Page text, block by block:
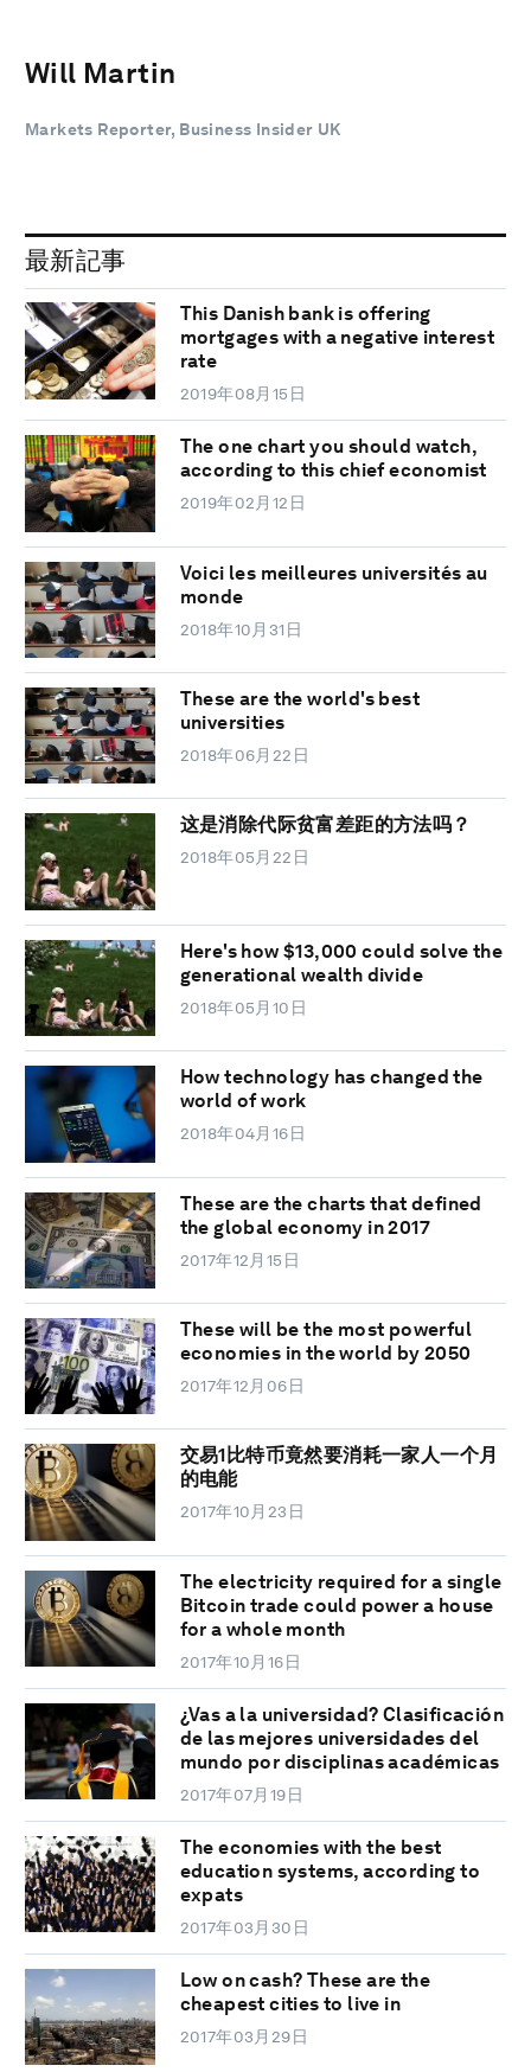
Will Martin
Markets Reporter, Business Insider UK
最新記事
This Danish bank is offering
mortgages with a negative interest
rate
2019年08月15日
The one chart you should watch,
according to this chief economist
2019年02月12日
Voici les meilleures universités au
monde
2018年10月31日
These are the world's best
universities
2018年06月22日
这是消除代际贫富差距的方法吗？
2018年05月22日
Here's how $13,000 could solve the
generational wealth divide
2018年05月10日
How technology has changed the
world of work
2018年04月16日
These are the charts that defined
the global economy in 2017
2017年12月15日
These will be the most powerful
economies in the world by 2050
2017年12月06日
交易1比特币竟然要消耗一家人一个月
的电能
2017年10月23日
The electricity required for a single
Bitcoin trade could power a house
for a whole month
2017年10月16日
¿Vas a la universidad? Clasificación
de las mejores universidades del
mundo por disciplinas académicas
2017年07月19日
The economies with the best
education systems, according to
expats
2017年03月30日
Low on cash? These are the
cheapest cities to live in
2017年03月29日